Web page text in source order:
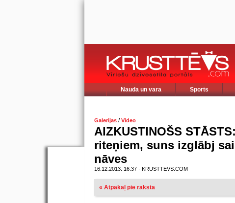
Nauda un vara Sports
Galerijas /Video
AIZKUSTINOŠS
riteņiem, suns izglābj
nāves
16.12.2013. 16:37 · KRUSTTEVS.COM
« Atpakaļ pie raksta